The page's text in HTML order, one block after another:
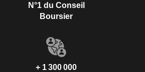
N°1 du Conseil
Boursier
+ 1 300 000